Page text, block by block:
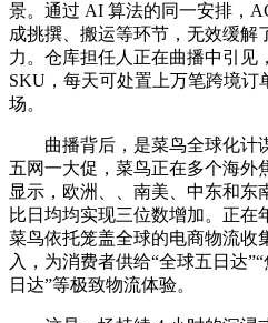
景。通过 AI 算法的同一安排，
成挑撰、搬运等环节，无效缓解
力。仓库担任人正在曲播中引见
SKU，每天可处置上万笔跨境订
场。
曲播背后，是菜鸟全球化计
五网一大促，菜鸟正在多个海外
显示，欧洲、、南美、中东和东
比日均均实现三位数增加。正在
菜鸟依托笼盖全球的电商物流收
入，为消费者供给“全球五日达
日达”等极致物流体验。